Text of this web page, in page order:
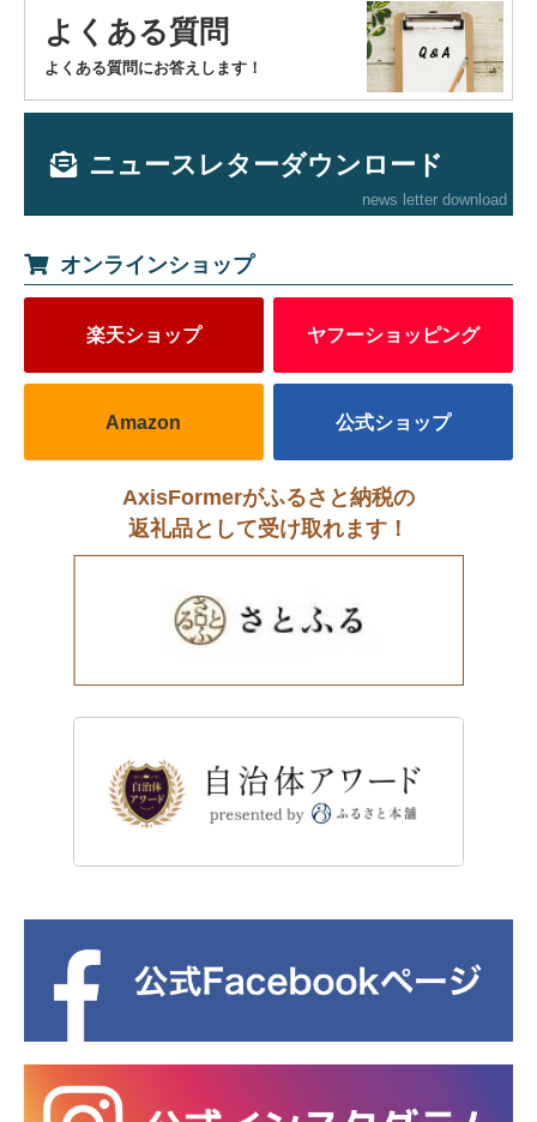
よくある質問
よくある質問にお答えします！
ニュースレターダウンロード
news letter download
オンラインショップ
楽天ショップ ヤフーショッピング
Amazon 公式ショップ
AxisFormerがふるさと納税の
返礼品として受け取れます！